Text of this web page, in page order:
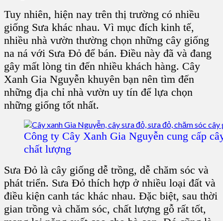
Tuy nhiên, hiện nay trên thị trường có nhiều
giống Sưa khác nhau. Vì mục đích kinh tế,
nhiều nhà vườn thường chọn những cây giống
na ná với Sưa Đỏ để bán. Điều này đã và đang
gây mất lòng tin đến nhiều khách hàng. Cây
Xanh Gia Nguyễn khuyên bạn nên tìm đến
những địa chỉ nhà vườn uy tín để lựa chọn
những giống tốt nhất.
Công ty Cây Xanh Gia Nguyễn cung cấp
chất lượng
Sưa Đỏ là cây giống dễ trồng, dễ chăm sóc và
phát triển. Sưa Đỏ thích hợp ở nhiều loại đất và
điều kiện canh tác khác nhau. Đặc biệt, sau thời
gian trồng và chăm sóc, chất lượng gỗ rất tốt,